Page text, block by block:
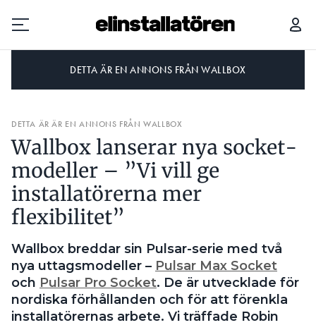
Hantera prenumeration
Lediga jobb
Annonsera
Om tidningen
Kontakt
Personuppgifter
DETTA ÄR EN ANNONS FRÅN WALLBOX
DETTA ÄR ÄR EN ANNONS FRÅN WALLBOX
Wallbox lanserar nya socket-
modeller – ”Vi vill ge
installatörerna mer
flexibilitet”
Wallbox breddar sin Pulsar-serie med två
nya uttagsmodeller – Pulsar Max Socket
och Pulsar Pro Socket. De är utvecklade för
nordiska förhållanden och för att förenkla
installatörernas arbete. Vi träffade Robin